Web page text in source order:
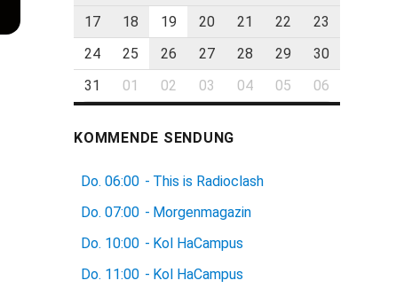
17
18 19 20 21 22
23
24
25 26 27 28 29
30
31
01 02 03 04 05 06
KOMMENDE SENDUNG
Do. 06:00 - This is Radioclash
Do. 07:00 - Morgenmagazin
Do. 10:00 - Kol HaCampus
Do. 11:00 - Kol HaCampus